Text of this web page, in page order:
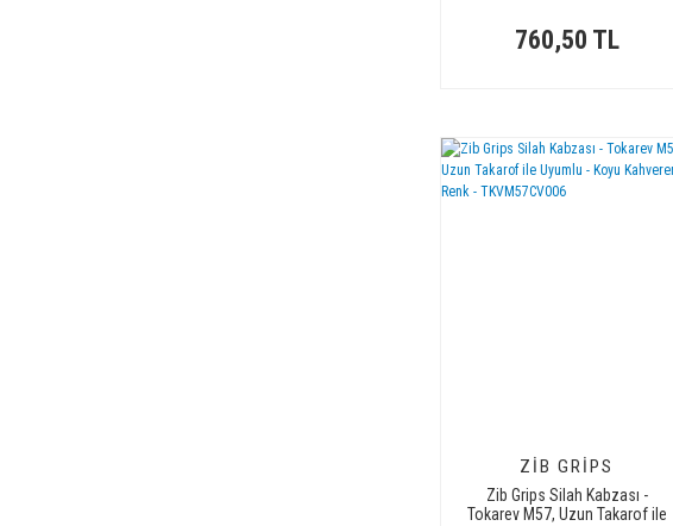
TKVM57MS008
760,50 TL
ZIB GRIPS
Zib Grips Silah Kabzası -
Tokarev M57, Uzun Takarof ile